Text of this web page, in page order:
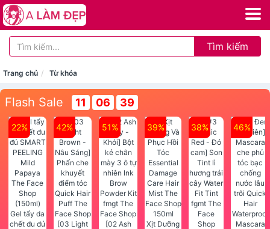
Tìm kiếm
Trang chủ Từ khóa
Flash Sale 11 06 38
22%
Gel tẩy da
chết đu đủ
42%
[03 Light
51%
[02 Ash
39%
Xịt Dưỡng
38% 46%